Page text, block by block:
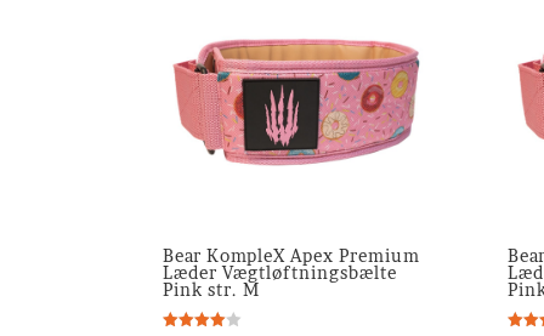
Bear KompleX Apex Premium
Læder Vægtløftningsbælte
Pink str. M